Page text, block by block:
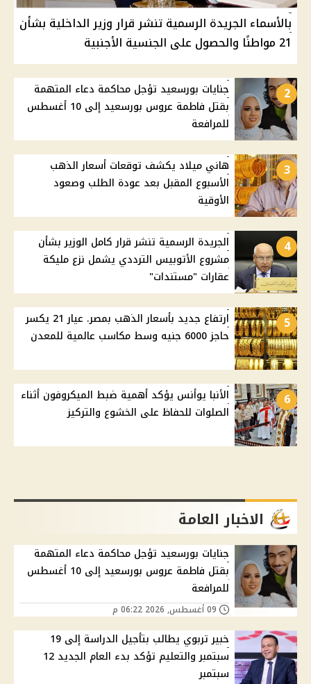
بالأسماء الجريدة الرسمية تنشر قرار وزير الداخلية بشأن
21 مواطنًا والحصول على الجنسية الأجنبية
2
جنايات بورسعيد تؤجل محاكمة دعاء المتهمة
بقتل فاطمة عروس بورسعيد إلى 10 أغسطس
للمرافعة
3
هاني ميلاد يكشف توقعات أسعار الذهب
الأسبوع المقبل بعد عودة الطلب وصعود
الأوقية
4
الجريدة الرسمية تنشر قرار كامل الوزير بشأن
مشروع الأتوبيس الترددي يشمل نزع مليكة
عقارات "مستندات"
5
ارتفاع جديد بأسعار الذهب بمصر. عيار 21 يكسر
حاجز 6000 جنيه وسط مكاسب عالمية للمعدن
6
الأنبا يوأنس يؤكد أهمية ضبط الميكروفون أثناء
الصلوات للحفاظ على الخشوع والتركيز
الاخبار العامة
جنايات بورسعيد تؤجل محاكمة دعاء المتهمة
بقتل فاطمة عروس بورسعيد إلى 10 أغسطس
للمرافعة
خبير تربوي يطالب بتأجيل الدراسة إلى 19
سبتمبر والتعليم تؤكد بدء العام الجديد 12
سبتمبر